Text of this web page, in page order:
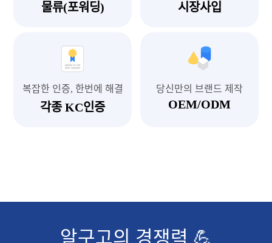
물류(포워딩) 시장사입
복잡한 인증, 한번에 해결
각종 KC인증
당신만의 브랜드 제작
OEM/ODM
알구고의 경쟁력 💪